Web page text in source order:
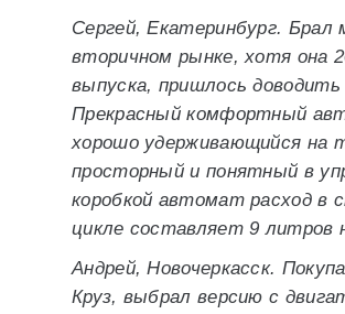
Сергей, Екатеринбург. Брал
вторичном рынке, хотя она
выпуска, пришлось доводить
Прекрасный комфортный
хорошо удерживающийся на
просторный и понятный в
коробкой автомат расход в
цикле составляет 9 литров
Андрей, Новочеркасск.
Круз, выбрал версию с